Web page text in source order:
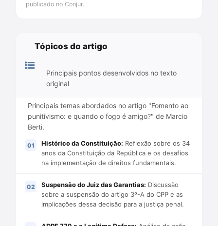
publicado no Conjur.
Tópicos do artigo
Principais pontos desenvolvidos no texto
original
Principais temas abordados no artigo "Fomento ao
punitivismo: e quando o fogo é amigo?" de Marcio
Berti.
Histórico da Constituição: Reflexão sobre os 34
anos da Constituição da República e os desafios
na implementação de direitos fundamentais.
Suspensão do Juiz das Garantias: Discussão
sobre a suspensão do artigo 3º-A do CPP e as
implicações dessa decisão para a justiça penal.